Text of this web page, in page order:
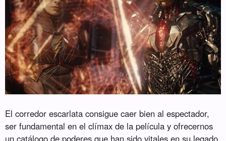
El corredor escarlata consigue caer bien al espectador,
ser fundamental en el clímax de la película y ofrecernos
un catálogo de poderes que han sido vitales en su legado